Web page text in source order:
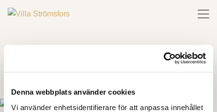
Denna webbplats använder cookies
Vi använder enhetsidentifierare för att anpassa innehållet